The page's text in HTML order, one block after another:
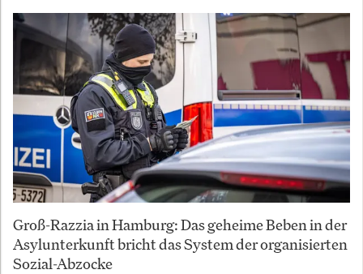
Groß-Razzia in Hamburg: Das geheime Beben in der
Asylunterkunft bricht das System der organisierten
Sozial-Abzocke